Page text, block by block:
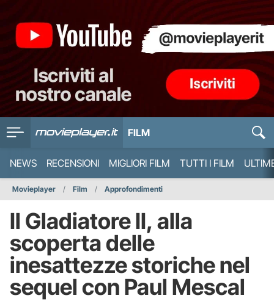
FILM
NEWS RECENSIONI MIGLIORI FILM TUTTI I FILM
Movieplayer Film Approfondimenti
Il Gladiatore II, alla
scoperta delle
inesattezze storiche nel
sequel con Paul Mescal